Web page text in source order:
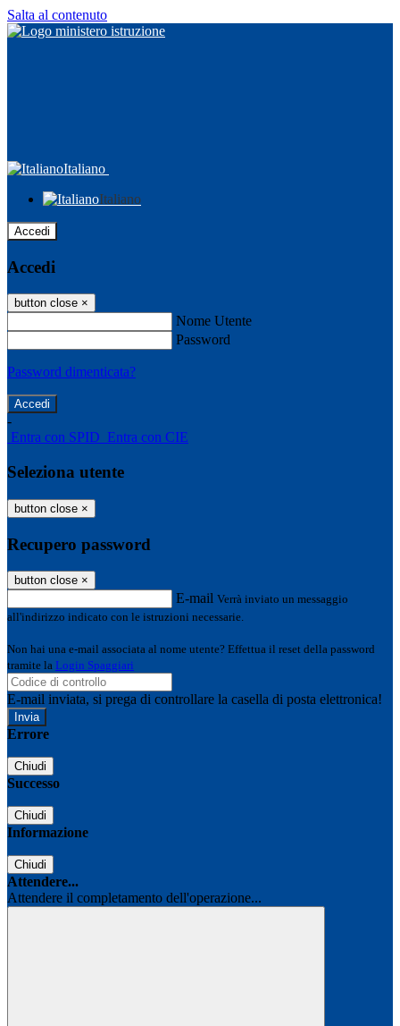
Salta al contenuto
Italiano
Italiano
Accedi
Accedi
button close ×
Nome Utente
Password
Password dimenticata?
-
Entra con SPID Entra con CIE
Seleziona utente
button close ×
Recupero password
button close ×
E-mail Verrà inviato un messaggio
all'indirizzo indicato con le istruzioni necessarie.
Non hai una e-mail associata al nome utente? Effettua il reset della password
tramite la Login Spaggiari
E-mail inviata, si prega di controllare la casella di posta elettronica!
Errore
Chiudi
Successo
Chiudi
Informazione
Chiudi
Attendere...
Attendere il completamento dell'operazione...